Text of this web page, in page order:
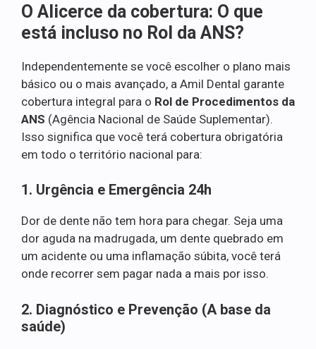
O Alicerce da cobertura: O que
está incluso no Rol da ANS?
Independentemente se você escolher o plano mais
básico ou o mais avançado, a Amil Dental garante
cobertura integral para o Rol de Procedimentos da
ANS (Agência Nacional de Saúde Suplementar).
Isso significa que você terá cobertura obrigatória
em todo o território nacional para:
1. Urgência e Emergência 24h
Dor de dente não tem hora para chegar. Seja uma
dor aguda na madrugada, um dente quebrado em
um acidente ou uma inflamação súbita, você terá
onde recorrer sem pagar nada a mais por isso.
2. Diagnóstico e Prevenção (A base da
saúde)